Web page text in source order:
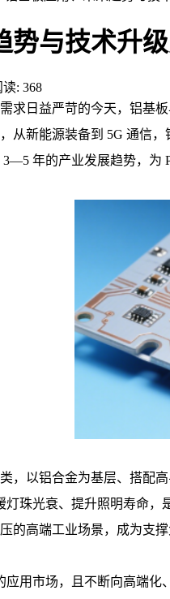
势与技术升
读: 368
日益严苛的今天，铝基
从新能源装备到 5G 通信
年的产业发展趋势，为
，以铝合金为基层、搭配
珠光衰、提升照明寿命
的高端工业场景，成为支
用市场，且不断向高端